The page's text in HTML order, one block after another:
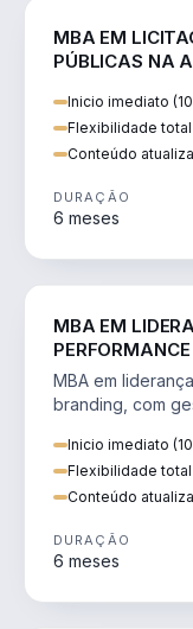
MBA EM
PÚBLICAS NA
Inicio imediato
Flexibilidade
Conteúdo
DURAÇÃO
6 meses
MBA EM
MBA em
branding, com
Inicio imediato
Flexibilidade
Conteúdo
DURAÇÃO
6 meses